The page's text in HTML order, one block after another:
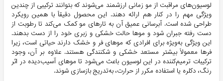
لوسیون‌های مراقبت از مو زمانی ارزشمند می‌شوند که بتوانند ترکیبی از چندین
ویژگی مهم را در کنار هم ارائه دهند. این محصول دقیقاً با همین رویکرد
طراحی شده است. آبرسانی عمیق آن به تارهای مو کمک می‌کند تا رطوبت از
دست رفته جبران شود و موها حالت خشکی و زبری خود را از دست بدهند.
این ویژگی به‌ویژه برای افرادی که موهای فر و خشک دارند حیاتی است، زیرا
فرها معمولاً بیشتر مستعد خشکی و شکنندگی هستند. علاوه بر آن، وجود
ترکیبات ترمیم‌کننده در این لوسیون باعث می‌شود تا موهای آسیب‌دیده در اثر
رنگ، دکلره یا استفاده مکرر از حرارت، به‌تدریج بازسازی شوند.